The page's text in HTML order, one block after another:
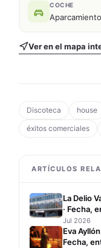
ARTÍCULOS
La Delio
· Fecha,
Jul 2026
Eva
Fecha,
COCHE
Ver en el mapa
Discoteca house
éxitos comerciales